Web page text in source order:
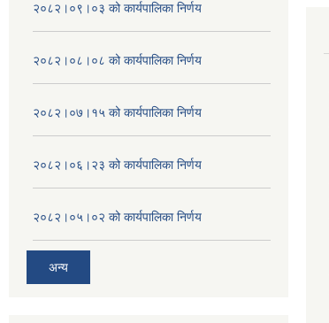
२०८२।०९।०३ को कार्यपालिका निर्णय
२०८२।०८।०८ को कार्यपालिका निर्णय
२०८२।०७।१५ को कार्यपालिका निर्णय
२०८२।०६।२३ को कार्यपालिका निर्णय
२०८२।०५।०२ को कार्यपालिका निर्णय
अन्य